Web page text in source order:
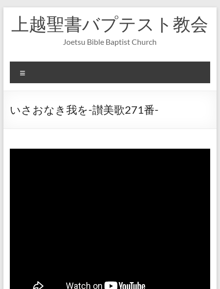
へ
上越聖書バプテスト教会
Joetsu Bible Baptist Church
ニ
ー
いさおなき我を-讃美歌271番-